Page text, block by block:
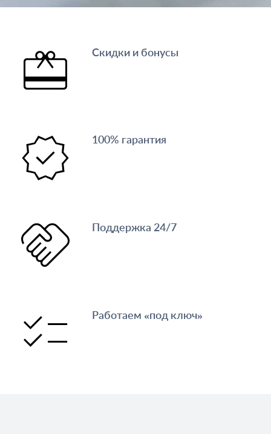
Скидки и бонусы
100% гарантия
Поддержка 24/7
Работаем «под ключ»